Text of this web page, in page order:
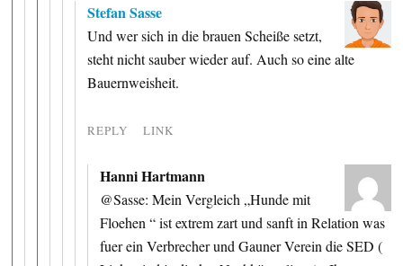
Stefan Sasse
Und wer sich in die brauen Scheiße setzt,
steht nicht sauber wieder auf. Auch so eine alte
Bauernweisheit.
REPLY LINK
Hanni Hartmann
@Sasse: Mein Vergleich „Hunde mit
Floehen “ ist extrem zart und sanft in Relation was
fuer ein Verbrecher und Gauner Verein die SED (